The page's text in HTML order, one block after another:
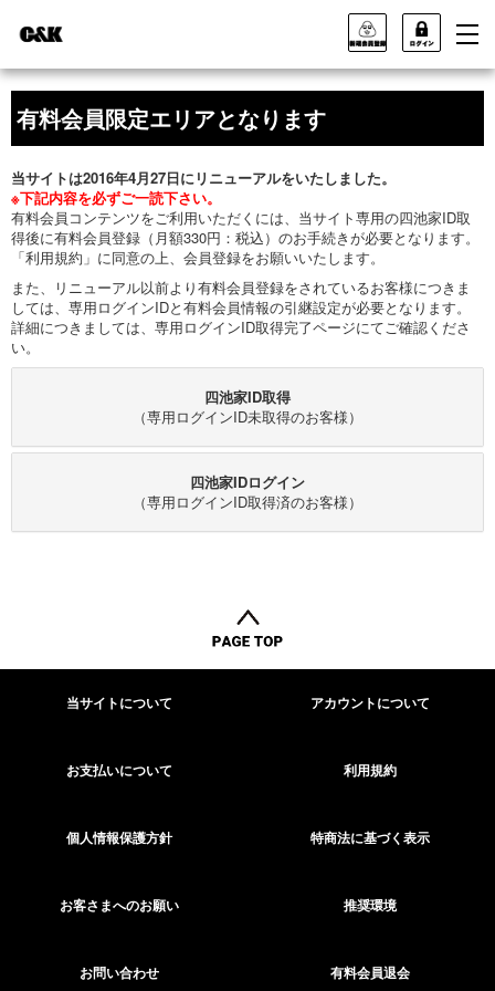
有料会員限定エリアとなります
当サイトは2016年4月27日にリニューアルをいたしました。
※下記内容を必ずご一読下さい。
有料会員コンテンツをご利用いただくには、当サイト専用の四池家ID取
得後に有料会員登録（月額330円：税込）のお手続きが必要となります。
「利用規約」に同意の上、会員登録をお願いいたします。
また、リニューアル以前より有料会員登録をされているお客様につきま
しては、専用ログインIDと有料会員情報の引継設定が必要となります。
詳細につきましては、専用ログインID取得完了ページにてご確認くださ
い。
四池家ID取得
（専用ログインID未取得のお客様）
四池家IDログイン
（専用ログインID取得済のお客様）
当サイトについて アカウントについて
お支払いについて 利用規約
個人情報保護方針 特商法に基づく表示
お客さまへのお願い 推奨環境
お問い合わせ 有料会員退会